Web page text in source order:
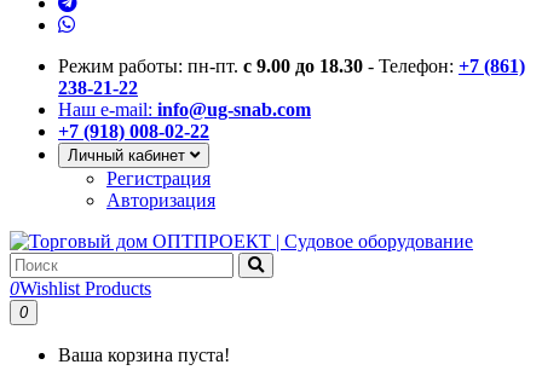
Режим работы: пн-пт. с 9.00 до 18.30 - Телефон: +7 (861)
238-21-22
Наш e-mail: info@ug-snab.com
+7 (918) 008-02-22
Личный кабинет
Регистрация
Авторизация
0Wishlist Products
0
Ваша корзина пуста!